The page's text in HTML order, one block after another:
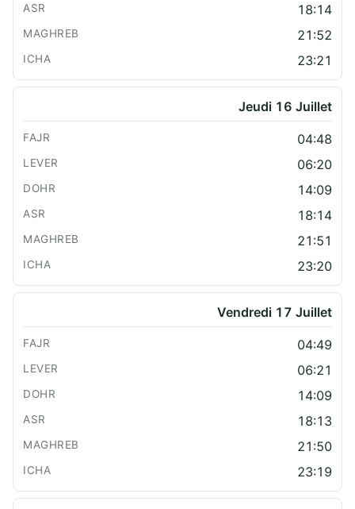
18:14
21:52
23:21
Jeudi 16 Juillet
04:48
06:20
14:09
18:14
21:51
23:20
Vendredi 17 Juillet
04:49
06:21
14:09
18:13
21:50
23:19